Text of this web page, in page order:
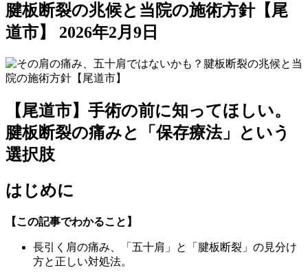
腱板断裂の兆候と当院の施術方針【尾
道市】
2026年2月9日
【尾道市】手術の前に知ってほしい。
腱板断裂の痛みと「保存療法」という
選択肢
はじめに
【この記事でわかること】
長引く肩の痛み、「五十肩」と「腱板断裂」の見分け
方と正しい対処法。